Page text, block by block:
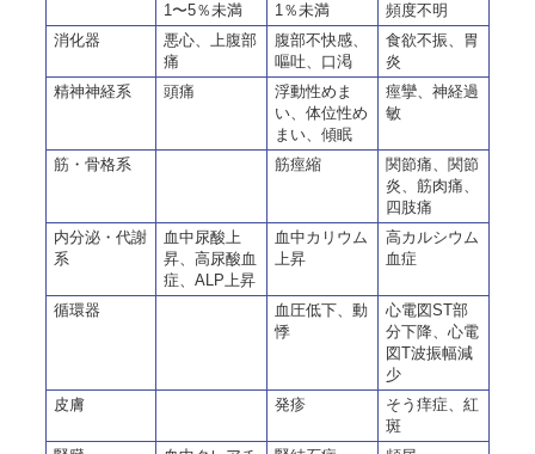
1〜5％未満 1％未満
頻度不明
消化器
悪心、上腹部
痛
腹部不快感、
嘔吐、口渇
食欲不振、胃
炎
精神神経系
頭痛
浮動性めま
い、体位性め
まい、傾眠
痙攣、神経過
敏
筋・骨格系 筋痙縮
関節痛、関節
炎、筋肉痛、
四肢痛
内分泌・代謝
系
血中尿酸上
昇、高尿酸血
症、ALP上昇
血中カリウム
上昇
高カルシウム
血症
循環器
血圧低下、動
悸
心電図ST部
分下降、心電
図T波振幅減
少
皮膚
発疹
そう痒症、紅
斑